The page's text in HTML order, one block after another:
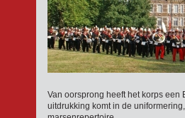
Van oorsprong heeft het korps
uitdrukking komt in de